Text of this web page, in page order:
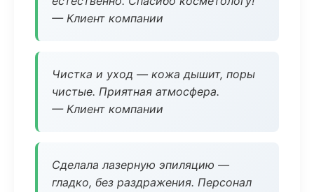
— Клиент компании
Чистка и уход — кожа дышит, поры
чистые. Приятная атмосфера.
— Клиент компании
Сделала лазерную эпиляцию —
гладко, без раздражения. Персонал